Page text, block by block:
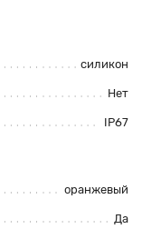
силикон
Нет
IP67
оранжевый
Да